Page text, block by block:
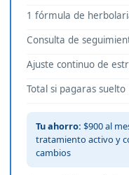
1 fórmula de
Consulta de
Ajuste continuo de
Total si pagaras suelto
Tu ahorro: $900 al
tratamiento activo y
cambios